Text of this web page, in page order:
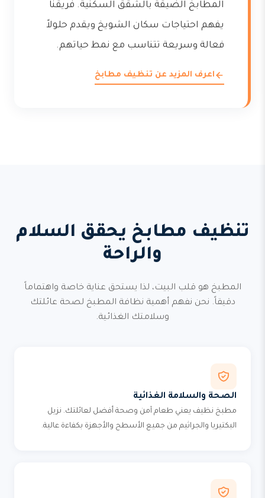
المطابخ الضيقة بالشقق السكنية. فريقنا
يفهم احتياجات سكان الشويخ ويقدم حلولاً
فعالة وسريعة تتناسب مع نمط حياتهم.
اعرف المزيد عن تنظيف مطابخ
تنظيف مطابخ يحقق السلام
والراحة
المطبخ هو قلب البيت، لذا يستحق عناية خاصة واهتماماً
دقيقاً. نحن نفهم أهمية نظافة المطبخ لصحة عائلتك
وسلامتك الغذائية.
الصحة والسلامة الغذائية
مطبخ نظيف يعني طعام آمن وصحة أفضل لعائلتك. نزيل
البكتيريا والجراثيم من جميع الأسطح والأجهزة بكفاءة عالية.